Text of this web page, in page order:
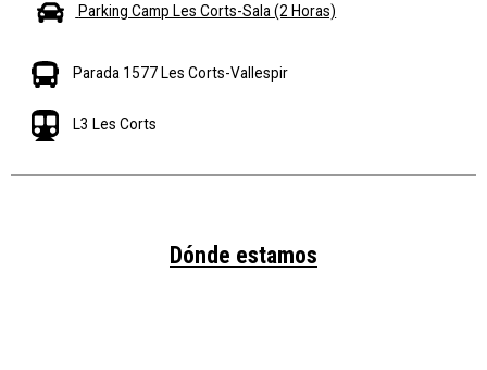
Parking Camp Les Corts-Sala (2 Horas)
Parada 1577 Les Corts-Vallespir
L3 Les Corts
Dónde estamos